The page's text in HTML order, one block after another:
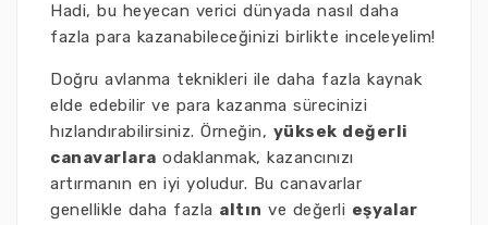
Hadi, bu heyecan verici dünyada nasıl daha
fazla para kazanabileceğinizi birlikte inceleyelim!
Doğru avlanma teknikleri ile daha fazla kaynak
elde edebilir ve para kazanma sürecinizi
hızlandırabilirsiniz. Örneğin, yüksek değerli
canavarlara odaklanmak, kazancınızı
artırmanın en iyi yoludur. Bu canavarlar
genellikle daha fazla altın ve değerli eşyalar